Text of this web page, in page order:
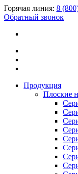
Горячая линия: 8
Обратный звонок
Продукция
Плоские